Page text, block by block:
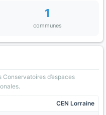
1
communes
d’espaces
CEN Lorraine